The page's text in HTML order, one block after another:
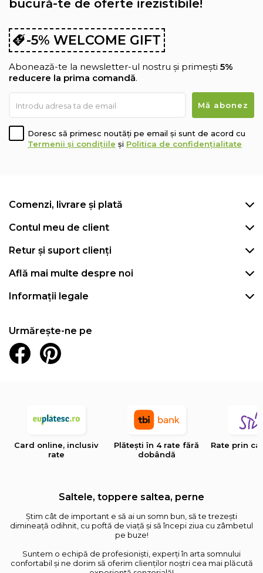
bucură-te de oferte irezistibile!
-5% WELCOME GIFT
Abonează-te la newsletter-ul nostru și primești 5%
reducere la prima comandă.
Doresc să primesc noutăți pe email și sunt de acord cu
Termenii și condițiile și Politica de confidențialitate
Comenzi, livrare și plată
Contul meu de client
Retur și suport clienți
Află mai multe despre noi
Informații legale
Urmărește-ne pe
Card online, inclusiv
rate
Plătești în 4 rate fără
dobândă
Rate prin
Saltele, toppere saltea, perne
Știm cât de important e să ai un somn bun, să te trezești
dimineață odihnit, cu poftă de viață și să începi ziua cu zâmbetul
pe buze!
Suntem o echipă de profesioniști, experți în arta somnului
confortabil și ne dorim să oferim clienților noștri cea mai plăcută